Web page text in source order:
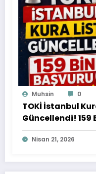
Muhsin 0
TOKİ İstanbul
Güncellendi! 159
Edildi
Nisan 21, 2026